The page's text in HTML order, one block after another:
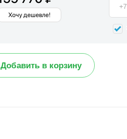
Хочу дешевле!
Добавить в корзину